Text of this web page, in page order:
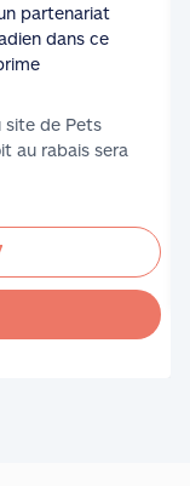
partenariat
dans ce
site de Pets
au rabais sera